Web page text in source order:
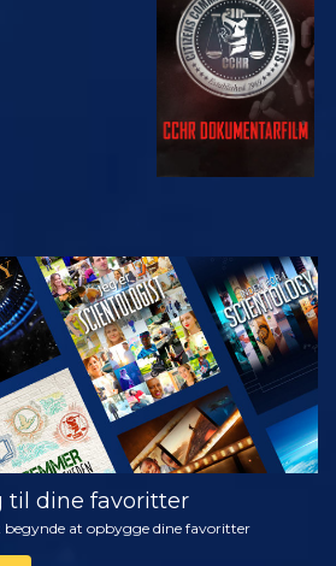
SE
UDFORSK
SERIEN
til dine favoritter
begynde at opbygge dine favoritter